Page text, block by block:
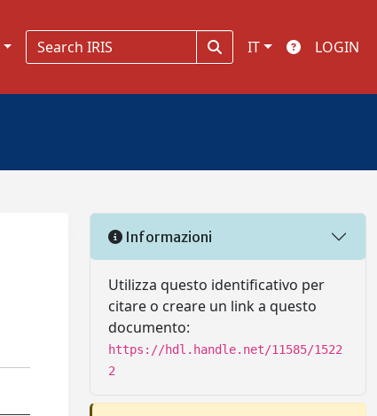
IT LOGIN
Informazioni
Utilizza questo identificativo per
citare o creare un link a questo
documento:
https://hdl.handle.net/11585/1522
2